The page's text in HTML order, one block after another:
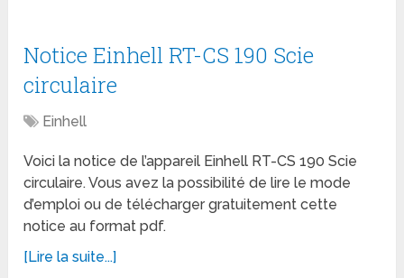
Notice Einhell RT-CS 190 Scie
circulaire
Einhell
Voici la notice de l’appareil Einhell RT-CS 190 Scie
circulaire. Vous avez la possibilité de lire le mode
d’emploi ou de télécharger gratuitement cette
notice au format pdf.
[Lire la suite...]